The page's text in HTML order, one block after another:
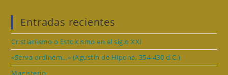
Entradas recientes
Cristianismo o Estoicismo en el siglo XXI
«Serva ordinem…» (Agustín de Hipona, 354-430 d.C.)
Magisterio